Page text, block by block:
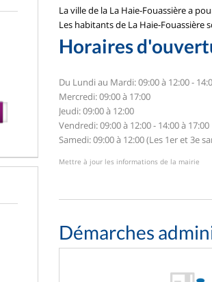
La ville de la La Haie-Fouassière a
Les habitants de La Haie-Fouassière
Horaires
Du Lundi au Mardi: 09:00 à 12:00 -
Mercredi: 09:00 à 17:00
Jeudi: 09:00 à 12:00
Vendredi: 09:00 à 12:00 - 14:00 à 17:00
Samedi: 09:00 à 12:00 (Les 1er et 3e
Mettre à jour les informations de la mairie
Démarches